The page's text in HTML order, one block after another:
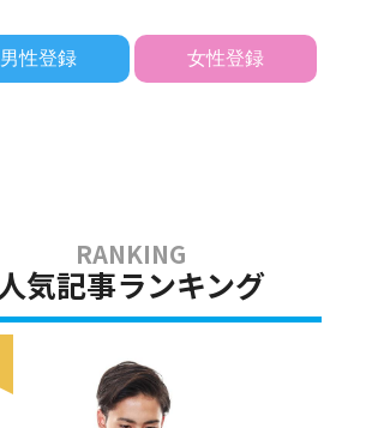
男性登録 女性登録
気記事ランキング